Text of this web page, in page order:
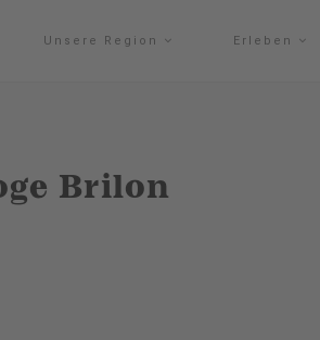
Unsere Region Erleben
Brilon